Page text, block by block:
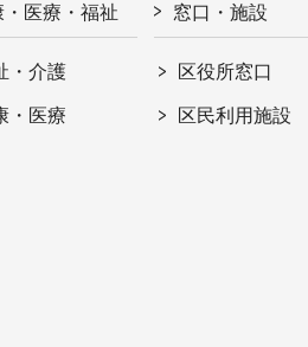
・医療・福祉
・介護
・医療
窓口・施設
区役所窓口
区民利用施設